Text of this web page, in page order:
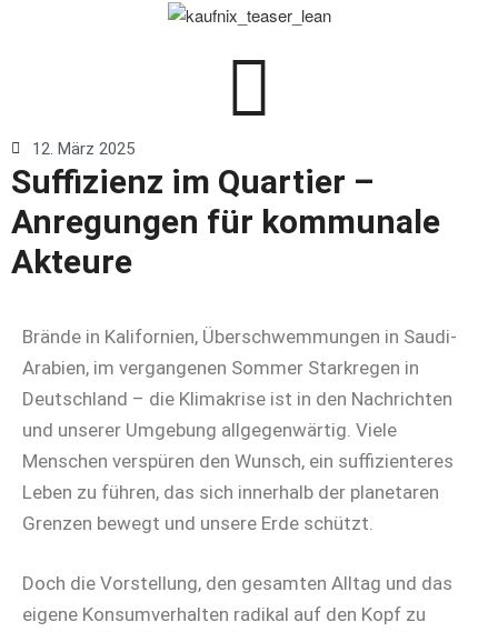
12. März 2025
Suffizienz im Quartier –
Anregungen für kommunale
Akteure
Brände in Kalifornien, Überschwemmungen in Saudi-
Arabien, im vergangenen Sommer Starkregen in
Deutschland – die Klimakrise ist in den Nachrichten
und unserer Umgebung allgegenwärtig. Viele
Menschen verspüren den Wunsch, ein suffizienteres
Leben zu führen, das sich innerhalb der planetaren
Grenzen bewegt und unsere Erde schützt.
Doch die Vorstellung, den gesamten Alltag und das
eigene Konsumverhalten radikal auf den Kopf zu